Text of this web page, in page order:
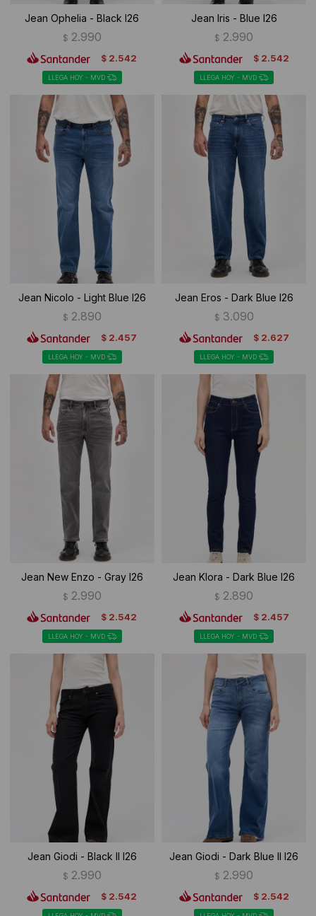
Jean Ophelia - Black I26
$ 2.990
$ 2.542
LLEGA HOY - MVD
Jean Iris - Blue I26
$ 2.990
$ 2.542
LLEGA HOY - MVD
Jean Nicolo - Light Blue I26
$ 2.890
$ 2.457
LLEGA HOY - MVD
Jean Eros - Dark Blue I26
$ 3.090
$ 2.627
LLEGA HOY - MVD
Jean New Enzo - Gray I26
$ 2.990
$ 2.542
LLEGA HOY - MVD
Jean Klora - Dark Blue I26
$ 2.890
$ 2.457
LLEGA HOY - MVD
Jean Giodi - Black II I26
$ 2.990
$ 2.542
Jean Giodi - Dark Blue II I26
$ 2.990
$ 2.542